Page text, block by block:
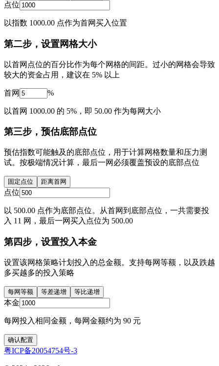
点位
以指数 1000.00 点作为首网买入位置
第二步，设置网格大小
以首网点位的百分比作为每个网格的间距。过小的网格会导致
较大的资金占用，建议在 5% 以上
首网 %
以首网 1000.00 的 5%，即 50.00 作为每网大小
第三步，预估底部点位
预估指数可能触及的底部点位，用于计算网格数量和压力测
试。按极端情况计算，最后一网必须覆盖预设的底部点位
固定点位 距离首网
点位
以 500.00 点作为底部点位。从首网到底部点位，一共需要投
入 11 网，最后一网买入点位为 500.00
第四步，设置投入本金
设置该网格策略计划投入的总金额。支持每网等额，以及跌越
多买越多的投入策略
每网等额 等差递增 等比递增
本金
每网投入相同金额，每网金额约为 90 元
确认配置
粤ICP备20054754号-3